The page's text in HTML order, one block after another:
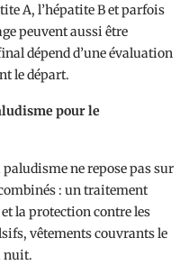
A, l’hépatite B et parfois
peuvent aussi être
dépend d’une évaluation
le départ.
pour le
ne repose pas sur
: un traitement
la protection contre les
vêtements couvrants le
nuit.